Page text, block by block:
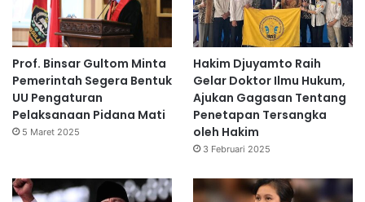
Prof. Binsar Gultom Minta
Pemerintah Segera Bentuk
UU Pengaturan
Pelaksanaan Pidana Mati
5 Maret 2025
Hakim Djuyamto Raih
Gelar Doktor Ilmu Hukum,
Ajukan Gagasan Tentang
Penetapan Tersangka
oleh Hakim
3 Februari 2025